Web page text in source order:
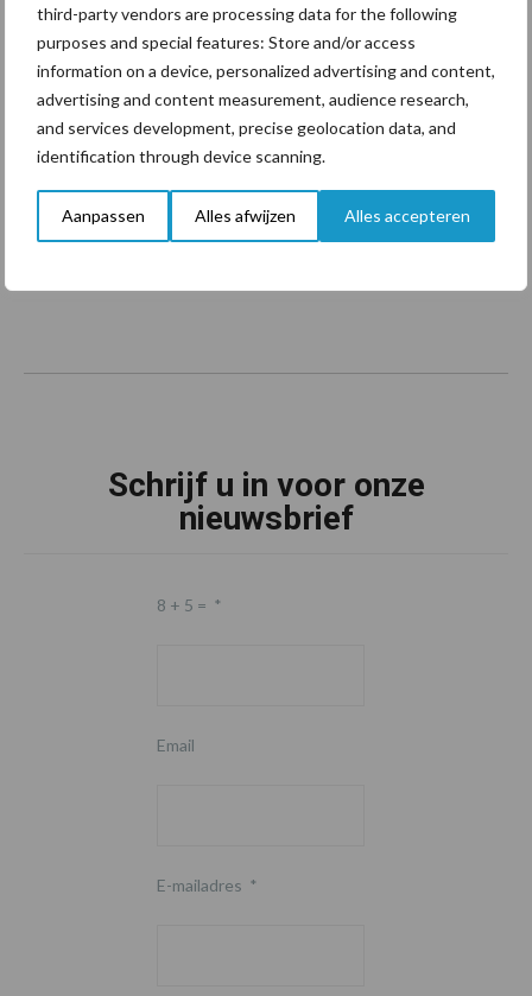
third-party vendors are processing data for the following
purposes and special features: Store and/or access
information on a device, personalized advertising and content,
advertising and content measurement, audience research,
and services development, precise geolocation data, and
identification through device scanning.
Aanpassen Alles afwijzen Alles accepteren
Footer Onze brandpartners
Schrijf u in voor onze
nieuwsbrief
8 + 5 = *
Email
E-mailadres *